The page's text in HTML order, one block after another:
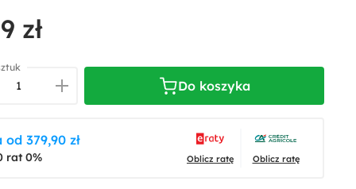
79
Velluto 10 Velluto 18
zł
Do koszyka
od 379,90 zł
rat 0% Oblicz ratę Oblicz ratę